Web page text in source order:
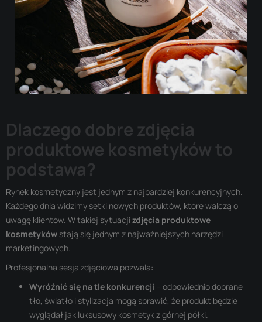
Dlaczego dobre zdjęcia
produktowe kosmetyków to
podstawa?
Rynek kosmetyczny jest jednym z najbardziej konkurencyjnych.
Każdego dnia widzimy setki nowych produktów, które walczą o
uwagę klientów. W takiej sytuacji zdjęcia produktowe
kosmetykówstają się jednym z najważniejszych narzędzi
marketingowych.
Profesjonalna sesja zdjęciowa pozwala:
Wyróżnić się na tle konkurencji – odpowiednio dobrane
tło, światło i stylizacja mogą sprawić, że produkt będzie
wyglądał jak luksusowy kosmetyk z górnej półki.